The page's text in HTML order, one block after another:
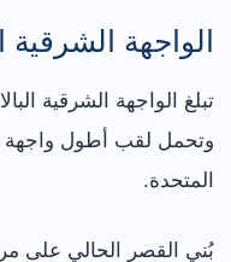
الواجهة الشرقية
وتحمل لقب أطول واجهة
المتحدة.
بُني القصر الحالي على